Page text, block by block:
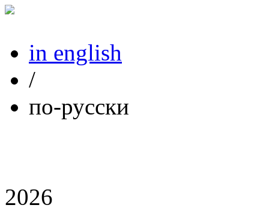
in english
/
по-русски
2026